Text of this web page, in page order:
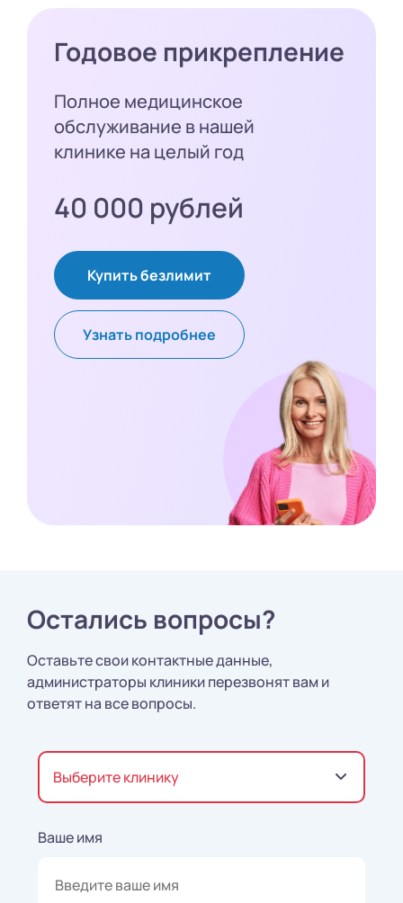
Годовое прикрепление
Полное медицинское
обслуживание в нашей
клинике на целый год
40 000 рублей
Купить безлимит
Узнать подробнее
Остались вопросы?
Оставьте свои контактные данные,
администраторы клиники перезвонят вам и
ответят на все вопросы.
Выберите клинику
Ваше имя